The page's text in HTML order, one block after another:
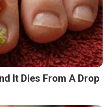
It Dies From A Drop